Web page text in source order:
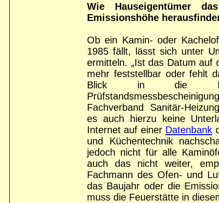
Wie Hauseigentümer
Emissionshöhe
Ob ein Kamin- oder
1985 fällt, lässt sich unter
ermitteln. „Ist das Datum auf
mehr feststellbar oder fehlt
Blick in die
Fachverband Sanitär-
es auch hierzu keine
Internet auf einer Datenbank
und Küchentechnik
jedoch nicht für alle
auch das nicht weiter,
Fachmann des Ofen- und
das Baujahr oder die
muss die Feuerstätte in